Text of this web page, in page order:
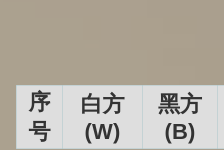
序
号
白方
(W)
黑方
(B)